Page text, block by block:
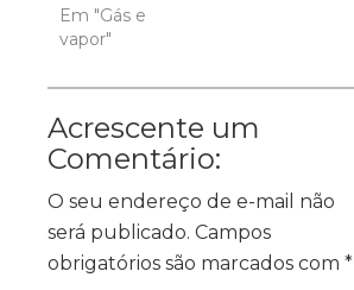
Em "Gás e
vapor"
Acrescente um
Comentário:
O seu endereço de e-mail não
será publicado. Campos
obrigatórios são marcados com *